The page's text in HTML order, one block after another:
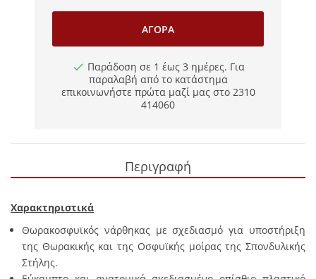
ΑΓΟΡΆ
Παράδοση σε 1 έως 3 ημέρες. Για
παραλαβή από το κατάστημα
επικοινωνήστε πρώτα μαζί μας στο 2310
414060
Περιγραφή
Χαρακτηριστικά
Θωρακοσφυϊκός νάρθηκας με σχεδιασμό για υποστήριξη
της Θωρακικής και της Οσφυϊκής μοίρας της Σπονδυλικής
Στήλης.